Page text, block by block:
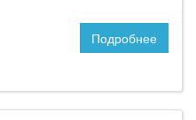
Подробнее